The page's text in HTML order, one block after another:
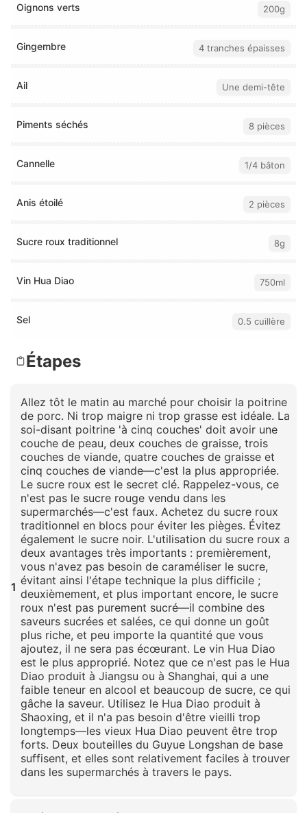
Oignons verts 200g
Gingembre 4 tranches épaisses
Ail Une demi-tête
Piments séchés 8 pièces
Cannelle 1/4 bâton
Anis étoilé 2 pièces
Sucre roux traditionnel 8g
Vin Hua Diao 750ml
Sel 0.5 cuillère
Étapes
1
Allez tôt le matin au marché pour choisir la poitrine
de porc. Ni trop maigre ni trop grasse est idéale. La
soi-disant poitrine 'à cinq couches' doit avoir une
couche de peau, deux couches de graisse, trois
couches de viande, quatre couches de graisse et
cinq couches de viande—c'est la plus appropriée.
Le sucre roux est le secret clé. Rappelez-vous, ce
n'est pas le sucre rouge vendu dans les
supermarchés—c'est faux. Achetez du sucre roux
traditionnel en blocs pour éviter les pièges. Évitez
également le sucre noir. L'utilisation du sucre roux a
deux avantages très importants : premièrement,
vous n'avez pas besoin de caraméliser le sucre,
évitant ainsi l'étape technique la plus difficile ;
deuxièmement, et plus important encore, le sucre
roux n'est pas purement sucré—il combine des
saveurs sucrées et salées, ce qui donne un goût
plus riche, et peu importe la quantité que vous
ajoutez, il ne sera pas écœurant. Le vin Hua Diao
est le plus approprié. Notez que ce n'est pas le Hua
Diao produit à Jiangsu ou à Shanghai, qui a une
faible teneur en alcool et beaucoup de sucre, ce qui
gâche la saveur. Utilisez le Hua Diao produit à
Shaoxing, et il n'a pas besoin d'être vieilli trop
longtemps—les vieux Hua Diao peuvent être trop
forts. Deux bouteilles du Guyue Longshan de base
suffisent, et elles sont relativement faciles à trouver
dans les supermarchés à travers le pays.